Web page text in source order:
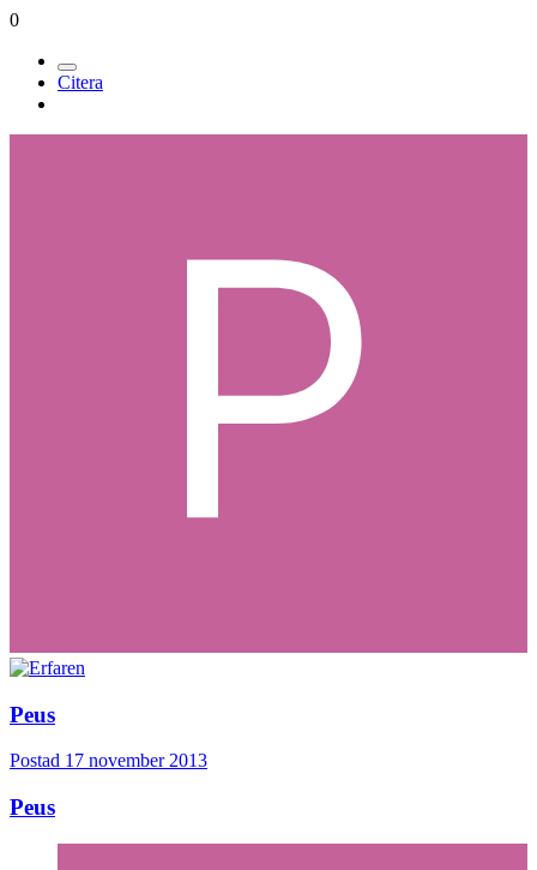
0
Citera
Peus
Postad 17 november 2013
Peus